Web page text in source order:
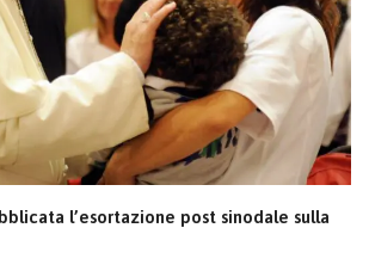
l’esortazione post sinodale sulla